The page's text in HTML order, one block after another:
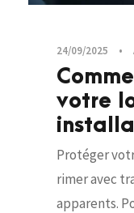
24/09/2025 •
votre
Protéger
rimer avec
apparents.